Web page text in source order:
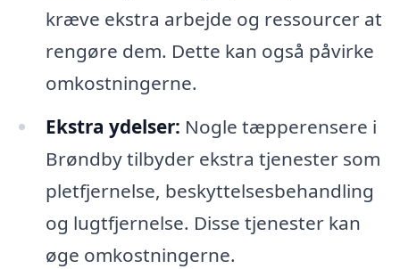
kræve ekstra arbejde og ressourcer at
rengøre dem. Dette kan også påvirke
omkostningerne.
Ekstra ydelser: Nogle tæpperensere i
Brøndby tilbyder ekstra tjenester som
pletfjernelse, beskyttelsesbehandling
og lugtfjernelse. Disse tjenester kan
øge omkostningerne.